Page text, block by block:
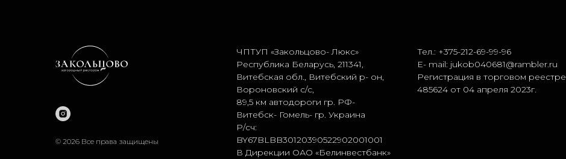
© 2026 Все права защищены
ЧПТУП «Закольцово- Люкс»
Республика Беларусь, 211341,
Витебская обл., Витебский р- он,
Вороновский с/с,
89,5 км автодороги гр. РФ-
Витебск- Гомель- гр. Украина
Р/сч:
BY67BLBB30120390522902001001
В Дирекции ОАО «Белинвестбанк»
Тел.: +375-212-69-99-96
E- mail: jukob040681@rambler.ru
Регистрация в торговом реестре
485624 от 04 апреля 2023г.